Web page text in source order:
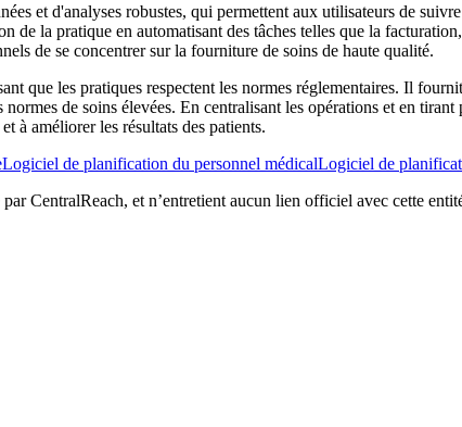
et d'analyses robustes, qui permettent aux utilisateurs de
de la pratique en automatisant des tâches telles que la
de se concentrer sur la fourniture de soins de haute qualité.
que les pratiques respectent les normes réglementaires. Il
de soins élevées. En centralisant les opérations et en
à améliorer les résultats des patients.
Logiciel de planification du personnel médicalLogiciel de
CentralReach, et n’entretient aucun lien officiel avec cette